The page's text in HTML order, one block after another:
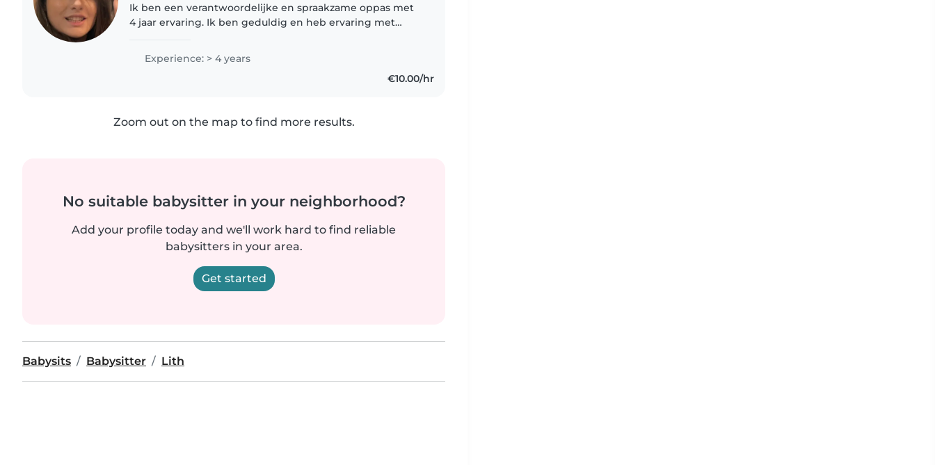
Ik ben een verantwoordelijke en spraakzame oppas met
4 jaar ervaring. Ik ben geduldig en heb ervaring met
Experience: > 4 years
€10.00/hr
Zoom out on the map to find more results.
No suitable babysitter in your neighborhood?
Add your profile today and we'll work hard to find reliable
babysitters in your area.
Get started
Babysits Babysitter Lith